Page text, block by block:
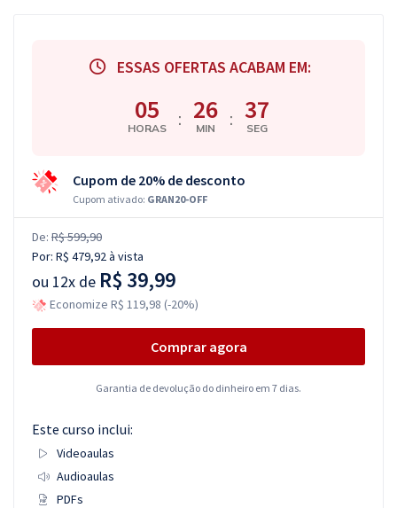
ESSAS OFERTAS ACABAM EM:
05
HORAS : 26
MIN : 37
SEG
Cupom de 20% de desconto
Cupom ativado: GRAN20-OFF
De: R$ 599,90
Por: R$ 479,92à vista
ou 12x de R$ 39,99
Economize R$ 119,98 (-20%)
Comprar agora
Garantia de devolução do dinheiro em 7 dias.
Este curso inclui:
Videoaulas
Audioaulas
PDFs